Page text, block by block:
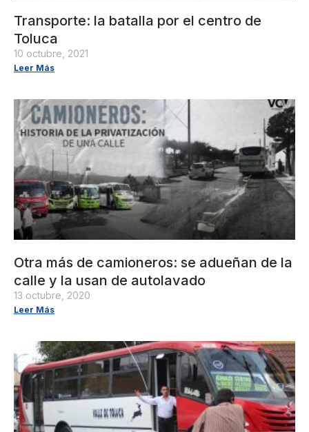
Transporte: la batalla por el centro de
Toluca
10 octubre, 2021
Leer Más
Otra más de camioneros: se adueñan de la
calle y la usan de autolavado
13 octubre, 2020
Leer Más